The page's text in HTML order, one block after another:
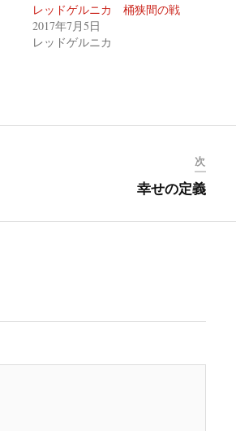
レッドゲルニカ 桶狭間の戦
2017年7月5日
レッドゲルニカ
次
幸せの定義